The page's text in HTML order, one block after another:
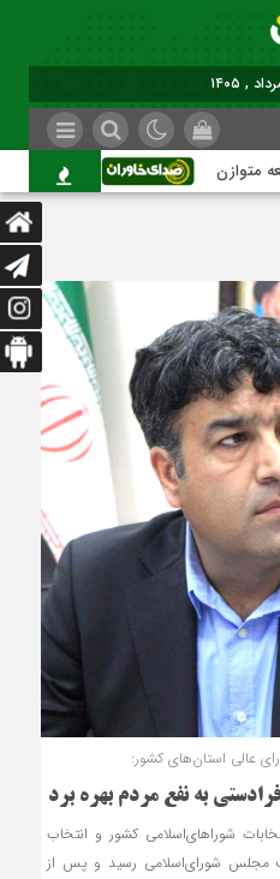
کاشمر؛ عبور
عالی استان‌های کشور:
به نفع مردم بهره برد
شوراهای‌اسلامی کشور و انتخاب
۱۳۷۵ به تصویب مجلس شورای‌اسلامی رسید و پس از